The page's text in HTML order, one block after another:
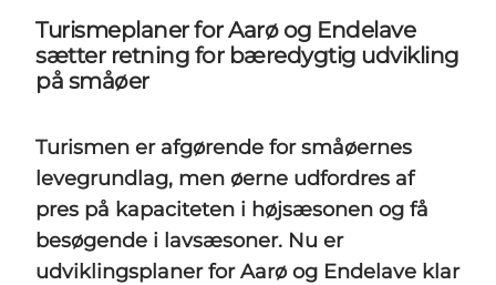
Kontakt
Turismeplaner for Aarø og Endelave
sætter retning for bæredygtig udvikling
på småøer
Turismen er afgørende for småøernes
levegrundlag, men øerne udfordres af
pres på kapaciteten i højsæsonen og få
besøgende i lavsæsoner. Nu er
udviklingsplaner for Aarø og Endelave klar